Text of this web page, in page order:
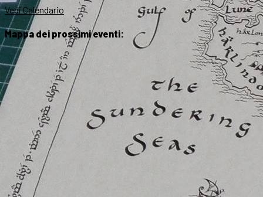
Vedi Calendario
Mappa dei prossimi eventi: